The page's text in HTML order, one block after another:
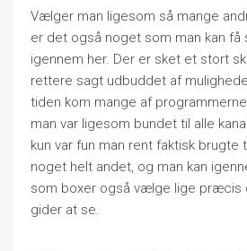
Vælger man ligesom så mange
er det også noget som man kan få
igennem her. Der er sket et stort
rettere sagt udbuddet af
tiden kom mange af
man var ligesom bundet til alle
kun var fun man rent faktisk brugte
noget helt andet, og man kan
som boxer også vælge lige præcis
gider at se.